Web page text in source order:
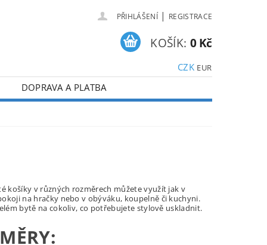
PŘIHLÁŠENÍ | REGISTRACE
CZK EUR
KOŠÍK: 0 Kč
DOPRAVA A PLATBA
košíky v různých rozměrech můžete využít jak v
na hračky nebo v obýváku, koupelně či kuchyni.
bytě na cokoliv, co potřebujete stylově uskladnit.